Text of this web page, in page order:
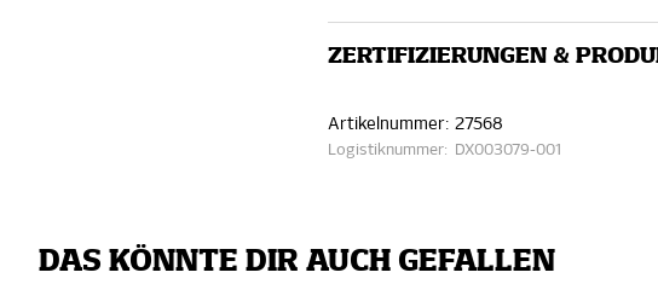
ZERTIFIZIERUNGEN &
Artikelnummer: 27568
Logistiknummer: DX003079-001
DAS KÖNNTE DIR AUCH GEFALLEN